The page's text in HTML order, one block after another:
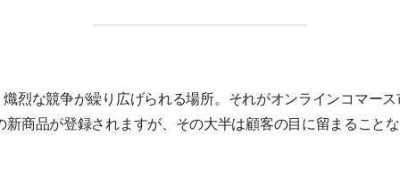
烈な競争が繰り広げられる場所。それがオンラインコマー
新商品が登録されますが、その大半は顧客の目に留まること